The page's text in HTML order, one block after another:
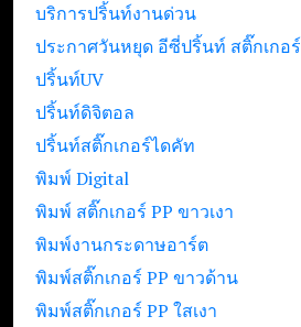
บริการปริ้นท์งานด่วน
ประกาศวันหยุด อีซี่ปริ้นท์ สติ๊กเกอร์
ปริ้นท์UV
ปริ้นท์ดิจิตอล
ปริ้นท์สติ๊กเกอร์ไดคัท
พิมพ์ Digital
พิมพ์ สติ๊กเกอร์ PP ขาวเงา
พิมพ์งานกระดาษอาร์ต
พิมพ์สติ๊กเกอร์ PP ขาวด้าน
พิมพ์สติ๊กเกอร์ PP ใสเงา